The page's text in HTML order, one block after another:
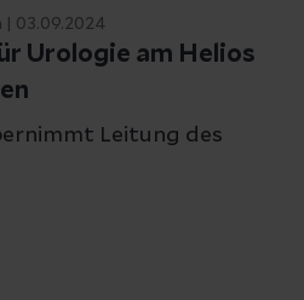
bieten wir die
Injektion in den
die sakrale
artifiziellen
| 03.09.2024
Urologie am Helios
Leitung des